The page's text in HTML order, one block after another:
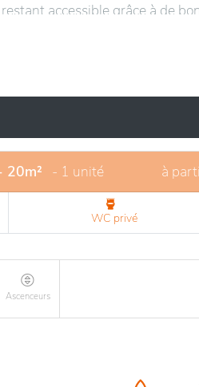
accessible grâce à de
et des jardins, favorisant
propose des services de
se distingue par ses
de vie agréable et
active et enrichissante,
20m² - 1 unité à
WC privé
Ascenceurs